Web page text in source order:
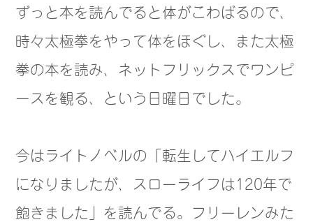
ずっと本を読んでると体がこわばるので、
時々太極拳をやって体をほぐし、また太極
拳の本を読み、ネットフリックスでワンピ
ースを観る、という日曜日でした。
今はライトノベルの「転生してハイエルフ
になりましたが、スローライフは120年で
飽きました」を読んでる。フリーレンみた